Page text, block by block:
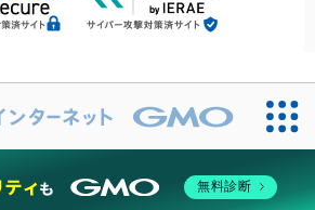
無料診断